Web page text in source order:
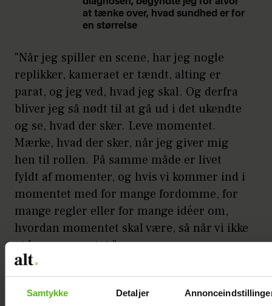
Samtykke Detaljer
diagnosen, begyndte jeg for alvor
at tænke over, hvad sundhed er for
en størrelse
"Når jeg spiller en scene, har jeg nogle
replikker, kameraet er tændt, alting er
parat, og jeg ved, hvad jeg skal. Og derfra
bliver jeg så nødt til at gå ud i det ukendte
og se, hvad der sker. Leve momentet.
Mærke, hvad der sker, når jeg giver mig
hen til rollen. På samme måde er livet
fyldt af momenter, og hvis vi kommer ind i
momentet med for mange fordomme, for
mange regler eller for mange idéer om,
hvordan momentet skal være, så når vi ikke
at leve momentet."